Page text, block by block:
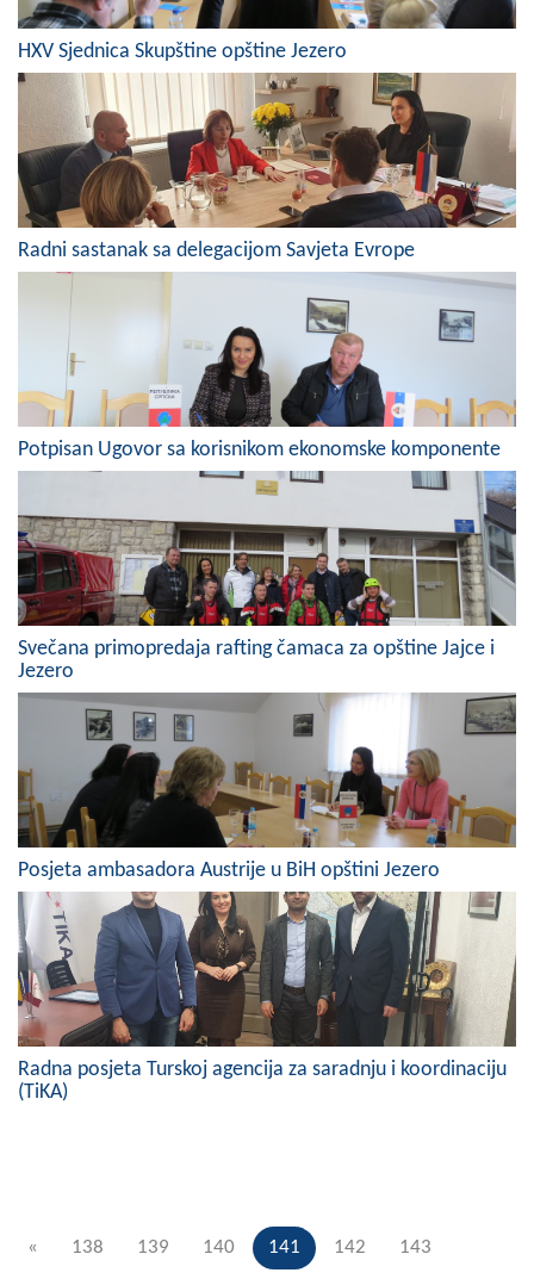
Aktivnosti
Javni pozivi
Obavještenja
Zaštita od požara
COVID 19
FINANSIJE
PRIVREDA
Poljoprivreda
Sport
CIVILNA ZAŠTITA
KONTAKT
HXV Sjednica Skupštine opštine Jezero
Radni sastanak sa delegacijom Savjeta Evrope
Potpisan Ugovor sa korisnikom ekonomske komponente
Svečana primopredaja rafting čamaca za opštine Jajce i
Jezero
Posjeta ambasadora Austrije u BiH opštini Jezero
Radna posjeta Turskoj agencija za saradnju i koordinaciju
(TiKA)
« 138 139 140 141 142 143